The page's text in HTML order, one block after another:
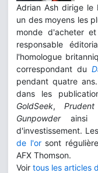
Adrian Ash dirige le
un des moyens les
monde d'acheter
responsable
l'homologue
correspondant du
pendant quatre
dans les
GoldSeek,
Gunpowderainsi
d'investissement.
de l'orsont
AFX Thomson.
Voir tous les articles